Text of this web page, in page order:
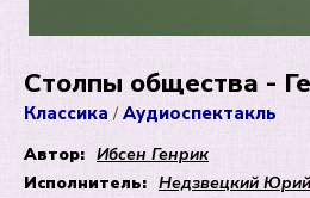
Столпы общества -
Классика / Аудиоспектакль
Автор: Ибсен Генрик
Исполнитель: Недзвецкий Юрий